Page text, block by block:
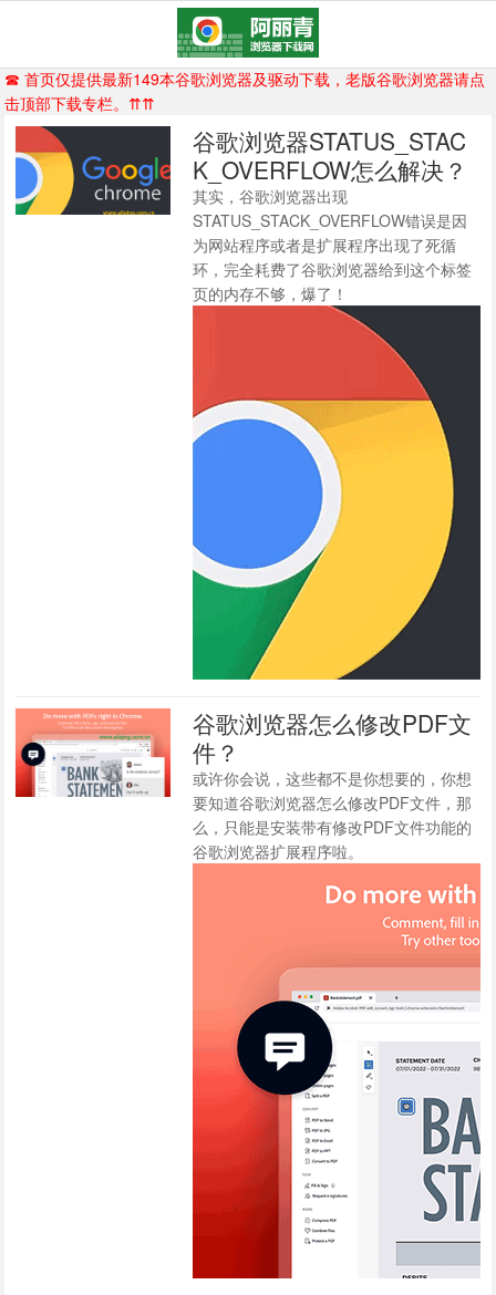
☎ 首页仅提供最新149本谷歌浏览器及驱动下载，老版谷歌浏览器请点
击顶部下载专栏。⇈⇈
谷歌浏览器STATUS_STAC
K_OVERFLOW怎么解决？
其实，谷歌浏览器出现
STATUS_STACK_OVERFLOW错误是因
为网站程序或者是扩展程序出现了死循
环，完全耗费了谷歌浏览器给到这个标签
页的内存不够，爆了！
谷歌浏览器怎么修改PDF文
件？
或许你会说，这些都不是你想要的，你想
要知道谷歌浏览器怎么修改PDF文件，那
么，只能是安装带有修改PDF文件功能的
谷歌浏览器扩展程序啦。